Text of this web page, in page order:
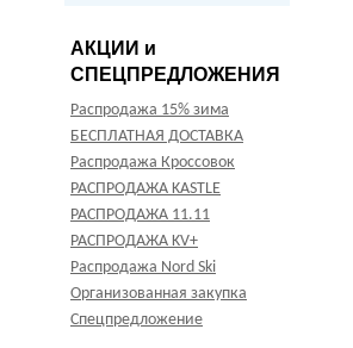
АКЦИИ и
СПЕЦПРЕДЛОЖЕНИЯ
Распродажа 15% зима
БЕСПЛАТНАЯ ДОСТАВКА
Распродажа Кроссовок
РАСПРОДАЖА KASTLE
РАСПРОДАЖА 11.11
РАСПРОДАЖА KV+
Распродажа Nord Ski
Организованная закупка
Спецпредложение